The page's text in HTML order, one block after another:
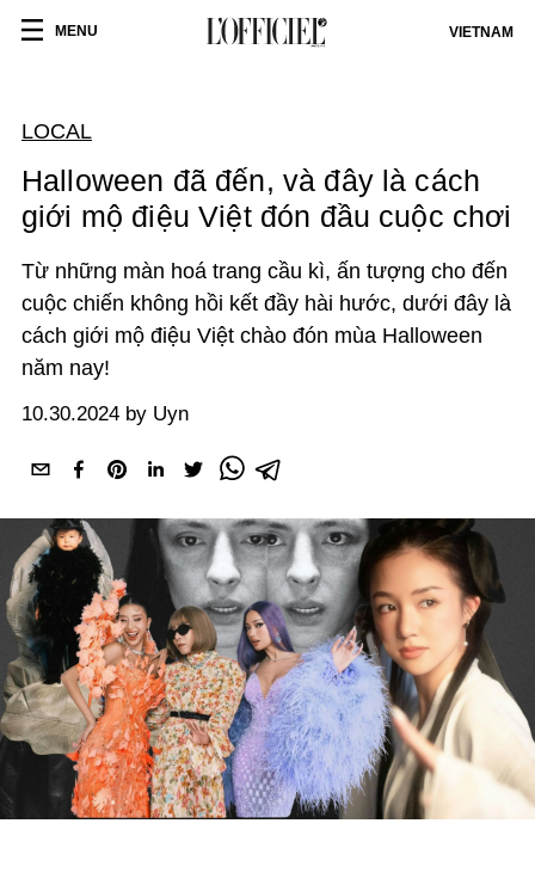
MENU VIETNAM
LOCAL
Halloween đã đến, và đây là cách
giới mộ điệu Việt đón đầu cuộc chơi
Từ những màn hoá trang cầu kì, ấn tượng cho đến
cuộc chiến không hồi kết đầy hài hước, dưới đây là
cách giới mộ điệu Việt chào đón mùa Halloween
năm nay!
10.30.2024 by Uyn